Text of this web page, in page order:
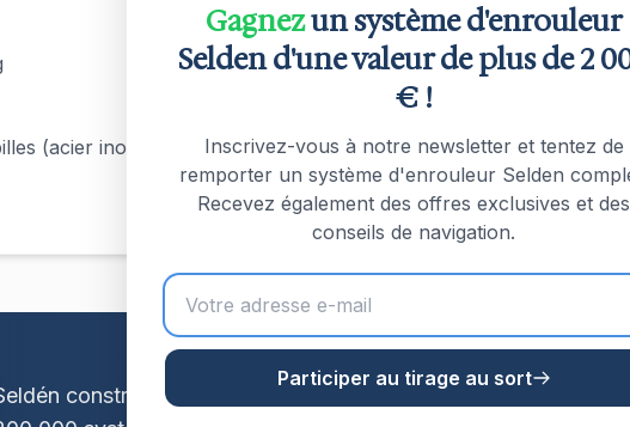
(acier inoxydable)
construit des enrouleurs de classe mondiale en Suède
Gagnezun système d'enrouleur
Selden d'une valeur de plus de 2
€ !
Inscrivez-vous à notre newsletter et tentez de
remporter un système d'enrouleur Selden
Recevez également des offres exclusives et des
conseils de navigation.
Participer au tirage au sort